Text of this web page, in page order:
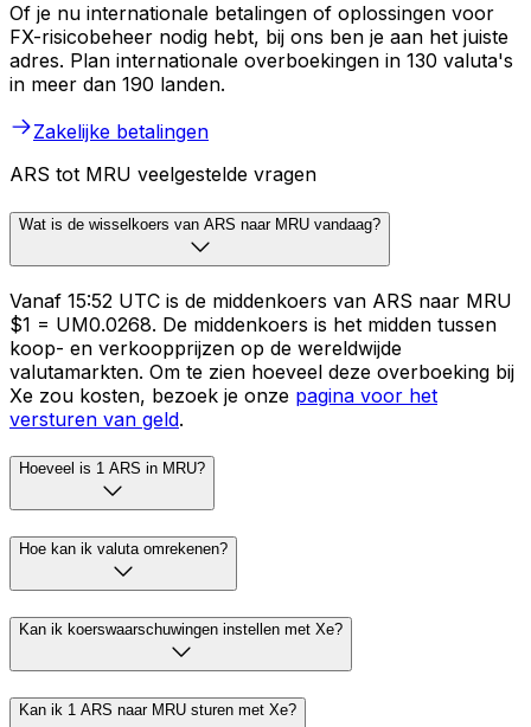
Of je nu internationale betalingen of oplossingen voor
FX-risicobeheer nodig hebt, bij ons ben je aan het juiste
adres. Plan internationale overboekingen in 130 valuta's
in meer dan 190 landen.
Zakelijke betalingen
ARS tot MRU veelgestelde vragen
Wat is de wisselkoers van ARS naar MRU vandaag?
Vanaf 15:52 UTC is de middenkoers van ARS naar MRU
$1 = UM0.0268. De middenkoers is het midden tussen
koop- en verkoopprijzen op de wereldwijde
valutamarkten. Om te zien hoeveel deze overboeking bij
Xe zou kosten, bezoek je onze pagina voor het
versturen van geld.
Hoeveel is 1 ARS in MRU?
Hoe kan ik valuta omrekenen?
Kan ik koerswaarschuwingen instellen met Xe?
Kan ik 1 ARS naar MRU sturen met Xe?